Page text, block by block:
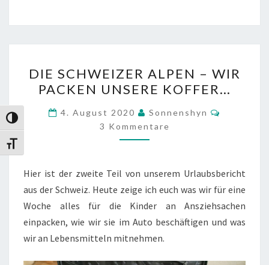
Umschalten auf hohe Kontraste
Schrift vergrößern
SCHWEIZER
ALPEN
–
WIR
PACKEN
KOFFER…
DIE SCHWEIZER ALPEN – WIR
PACKEN UNSERE KOFFER…
4. August 2020 Sonnenshyn
3 Kommentare
Hier ist der zweite Teil von unserem Urlaubsbericht
aus der Schweiz. Heute zeige ich euch was wir für eine
Woche alles für die Kinder an Ansziehsachen
einpacken, wie wir sie im Auto beschäftigen und was
wir an Lebensmitteln mitnehmen.